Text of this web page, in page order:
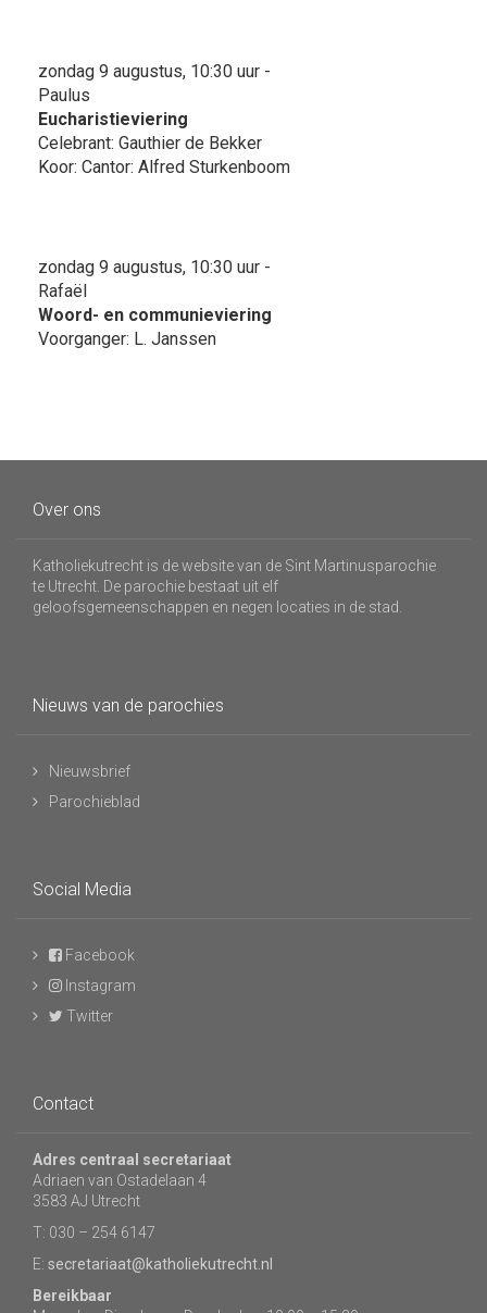
zondag 9 augustus, 10:30 uur -
Paulus
Eucharistieviering
Celebrant: Gauthier de Bekker
Koor: Cantor: Alfred Sturkenboom
zondag 9 augustus, 10:30 uur -
Rafaël
Woord- en communieviering
Voorganger: L. Janssen
Over ons
Katholiekutrecht is de website van de Sint Martinusparochie
te Utrecht. De parochie bestaat uit elf
geloofsgemeenschappen en negen locaties in de stad.
Nieuws van de parochies
Nieuwsbrief
Parochieblad
Social Media
Facebook
Instagram
Twitter
Contact
Adres centraal secretariaat
Adriaen van Ostadelaan 4
3583 AJ Utrecht
T: 030 – 254 6147
E: secretariaat@katholiekutrecht.nl
Bereikbaar